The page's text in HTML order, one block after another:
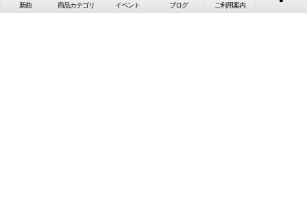
新曲 商品カテゴリ イベント ブログ ご利用案内